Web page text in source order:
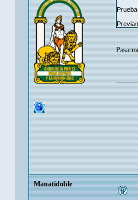
Manatidoble